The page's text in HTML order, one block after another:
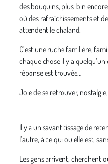
des bouquins, plus loin
où des rafraîchissements et
attendent le chaland.
C’est une ruche familière,
chaque chose il y a
réponse est trouvée…
Joie de se retrouver,
Il y a un savant tissage de
l’autre, à ce qui ou elle est,
Les gens arrivent, cherchent